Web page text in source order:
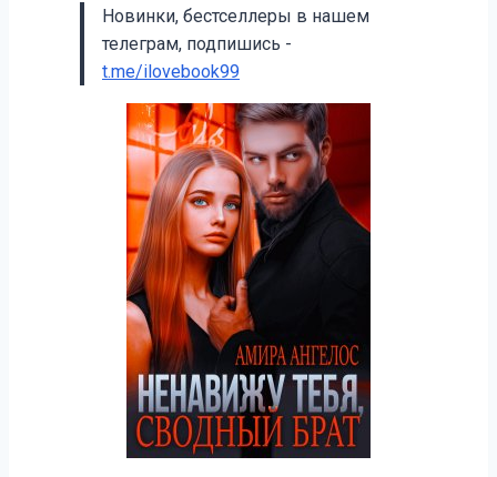
Новинки, бестселлеры в нашем
телеграм, подпишись -
t.me/ilovebook99